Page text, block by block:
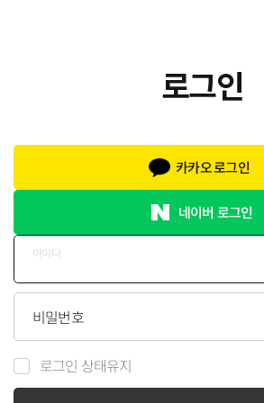
카카오 로그인
네이버 로그인
아이디
비밀번호
로그인 상태유지